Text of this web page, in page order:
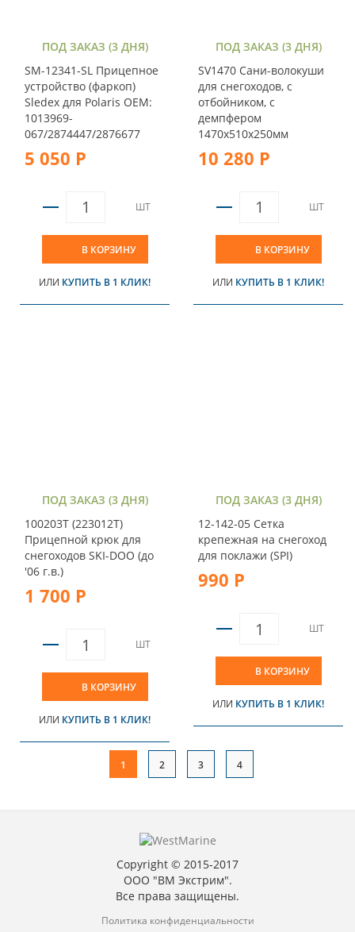
ПОД ЗАКАЗ (3 ДНЯ)
SM-12341-SL Прицепное
устройство (фаркоп)
Sledex для Polaris OEM:
1013969-
067/2874447/2876677
5 050 Р
ШТ
В КОРЗИНУ
ИЛИ КУПИТЬ В 1 КЛИК!
ПОД ЗАКАЗ (3 ДНЯ)
SV1470 Сани-волокуши
для снегоходов, с
отбойником, с
демпфером
1470x510x250мм
10 280 Р
ШТ
В КОРЗИНУ
ИЛИ КУПИТЬ В 1 КЛИК!
ПОД ЗАКАЗ (3 ДНЯ)
100203T (223012T)
Прицепной крюк для
снегоходов SKI-DOO (до
'06 г.в.)
1 700 Р
ШТ
В КОРЗИНУ
ИЛИ КУПИТЬ В 1 КЛИК!
ПОД ЗАКАЗ (3 ДНЯ)
12-142-05 Сетка
крепежная на снегоход
для поклажи (SPI)
990 Р
ШТ
В КОРЗИНУ
ИЛИ КУПИТЬ В 1 КЛИК!
1 2 3 4
Copyright © 2015-2017
ООО "ВМ Экстрим".
Все права защищены.
Политика конфиденциальности